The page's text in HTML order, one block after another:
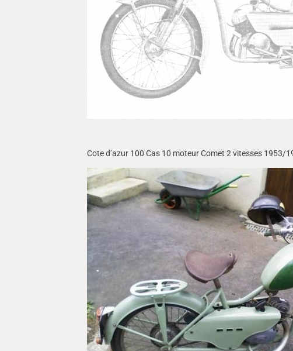
Cote d’azur 100 Cas 10 moteur Comet 2 vitesses 1953/